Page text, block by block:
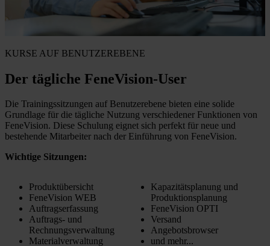
KURSE AUF BENUTZEREBENE
Der tägliche FeneVision-User
Die Trainingssitzungen auf Benutzerebene bieten eine solide
Grundlage für die tägliche Nutzung verschiedener Funktionen von
FeneVision. Diese Schulung eignet sich perfekt für neue und
bestehende Mitarbeiter nach der Einführung von FeneVision.
Wichtige Sitzungen:
Produktübersicht
FeneVision WEB
Auftragserfassung
Auftrags- und
Rechnungsverwaltung
Materialverwaltung
Kapazitätsplanung und
Produktionsplanung
FeneVision OPTI
Versand
Angebotsbrowser
und mehr...